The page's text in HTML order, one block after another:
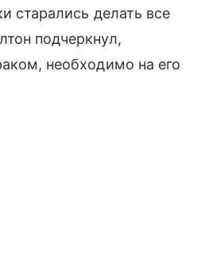
старались делать все
подчеркнул,
необходимо на его